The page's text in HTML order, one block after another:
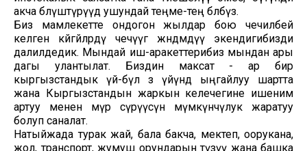
акча бөлүштүрүүдө ушундай теңме-тең бөлөбүз.
Биз мамлекетте ондогон жылдар бою чечилбей
келген көйгөйлөрдү чечүүгө жөндөмдүү экендигибизди
далилдедик. Мындай иш-аракеттерибиз мындан ары
дагы улантылат. Биздин максат - ар бир
кыргызстандык үй-бүлө өз үйүндө ыңгайлуу шартта
жана Кыргызстандын жаркын келечегине ишеним
артуу менен өмүр сүрүүсүнө мүмкүнчүлук жаратуу
болуп саналат.
Натыйжада турак жай, бала бакча, мектеп, оорукана,
жол, транспорт, жумуш орундарын түзүү жана башка